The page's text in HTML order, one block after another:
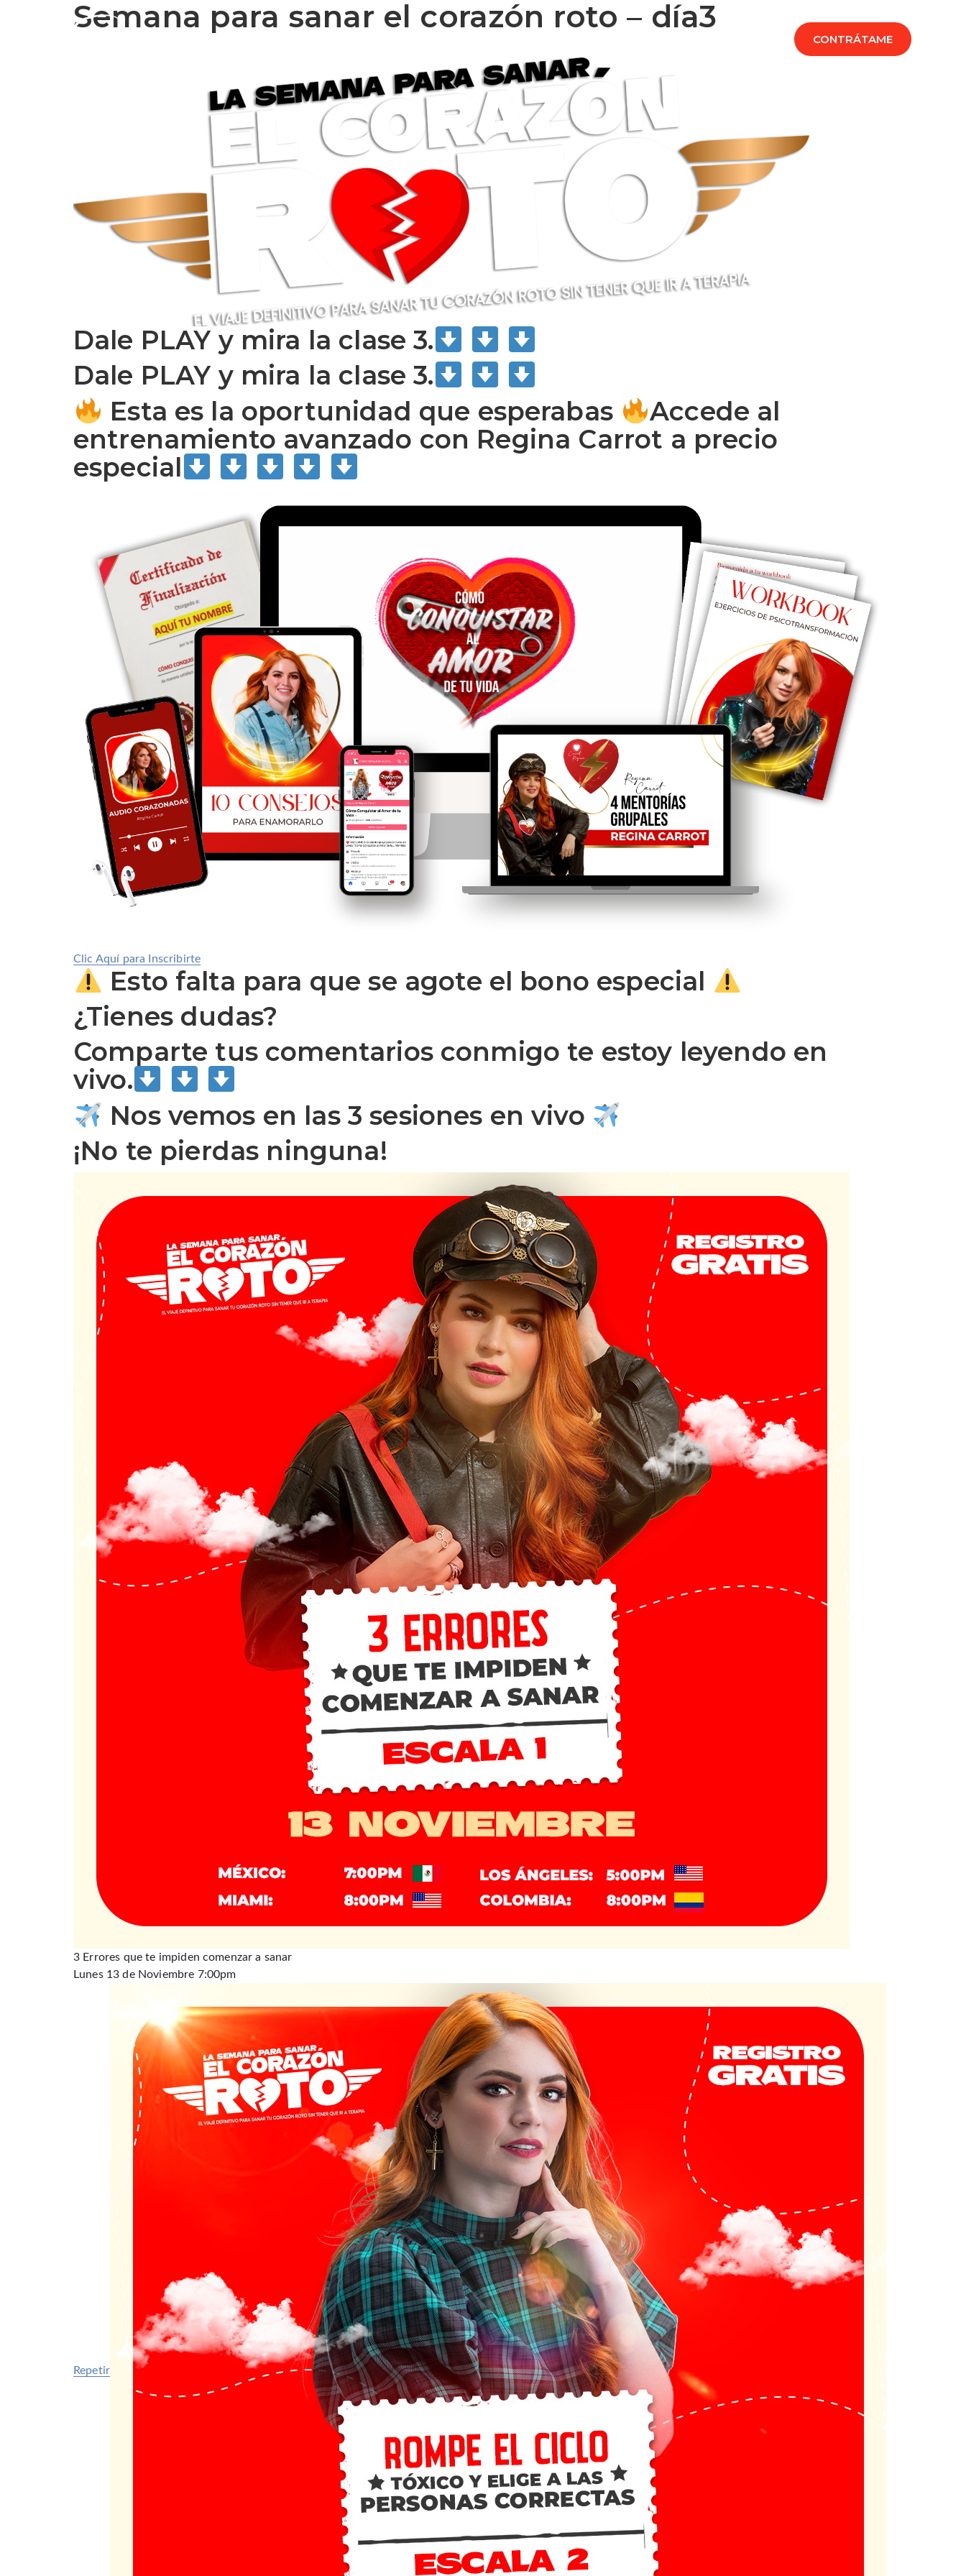
CONTRÁTAME
Semana para sanar el corazón roto – día3
Dale PLAY y mira la clase 3.
Dale PLAY y mira la clase 3.
Esta es la oportunidad que esperabas
Accede al
entrenamiento avanzado con Regina Carrot a precio
especial
Clic Aquí para Inscribirte
Esto falta para que se agote el bono especial
¿Tienes dudas?
Comparte tus comentarios conmigo te estoy leyendo en
vivo.
Nos vemos en las 3 sesiones en vivo
¡No te pierdas ninguna!
3 Errores que te impiden comenzar a sanar
Lunes 13 de Noviembre 7:00pm
Repetir